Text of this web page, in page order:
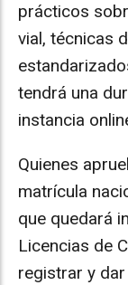
prácticos
vial, técnicas
tendrá una
instancia
Quienes
matrícula
que quedará
Licencias de
registrar y